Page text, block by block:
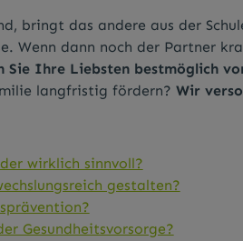
bringt das andere aus der
Wenn dann noch der Partner
Sie Ihre Liebsten bestmöglich
langfristig fördern? Wir
wirklich sinnvoll?
gestalten?
Gesundheitsvorsorge?